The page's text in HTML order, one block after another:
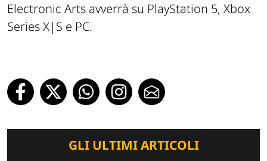
Electronic Arts avverrà su PlayStation 5, Xbox
Series X|S e PC.
GLI ULTIMI ARTICOLI